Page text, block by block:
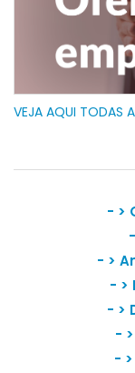
VEJA AQUI TODAS
- >
- >
- >
- >
- >
- >